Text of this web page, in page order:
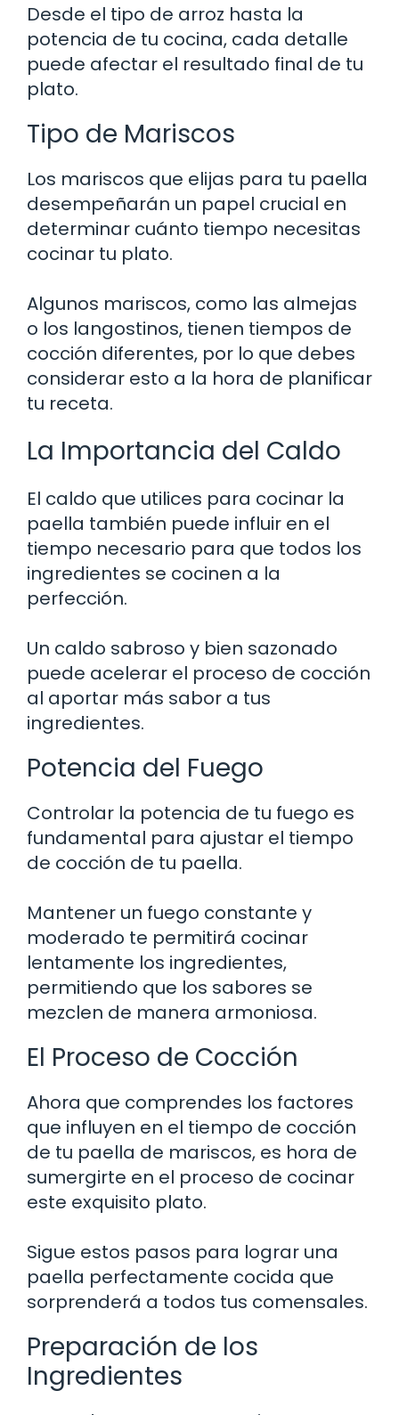
Desde el tipo de arroz hasta la
potencia de tu cocina, cada detalle
puede afectar el resultado final de tu
plato.
Tipo de Mariscos
Los mariscos que elijas para tu paella
desempeñarán un papel crucial en
determinar cuánto tiempo necesitas
cocinar tu plato.
Algunos mariscos, como las almejas
o los langostinos, tienen tiempos de
cocción diferentes, por lo que debes
considerar esto a la hora de planificar
tu receta.
La Importancia del Caldo
El caldo que utilices para cocinar la
paella también puede influir en el
tiempo necesario para que todos los
ingredientes se cocinen a la
perfección.
Un caldo sabroso y bien sazonado
puede acelerar el proceso de cocción
al aportar más sabor a tus
ingredientes.
Potencia del Fuego
Controlar la potencia de tu fuego es
fundamental para ajustar el tiempo
de cocción de tu paella.
Mantener un fuego constante y
moderado te permitirá cocinar
lentamente los ingredientes,
permitiendo que los sabores se
mezclen de manera armoniosa.
El Proceso de Cocción
Ahora que comprendes los factores
que influyen en el tiempo de cocción
de tu paella de mariscos, es hora de
sumergirte en el proceso de cocinar
este exquisito plato.
Sigue estos pasos para lograr una
paella perfectamente cocida que
sorprenderá a todos tus comensales.
Preparación de los
Ingredientes